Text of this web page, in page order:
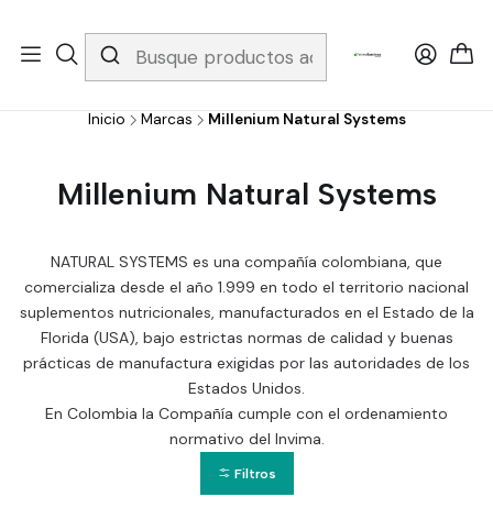
Whatsapp 3229079958/ Fijo 6019251796 / Envios a todo el país y
gratis apartir de 199.000!
Inicio Marcas Millenium Natural Systems
Millenium Natural Systems
NATURAL SYSTEMS es una compañía colombiana, que
comercializa desde el año 1.999 en todo el territorio nacional
suplementos nutricionales, manufacturados en el Estado de la
Florida (USA), bajo estrictas normas de calidad y buenas
prácticas de manufactura exigidas por las autoridades de los
Estados Unidos.
En Colombia la Compañía cumple con el ordenamiento
normativo del Invima.
Filtros